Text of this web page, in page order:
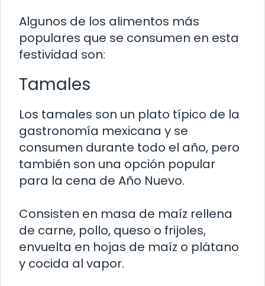
Algunos de los alimentos más
populares que se consumen en esta
festividad son:
Tamales
Los tamales son un plato típico de la
gastronomía mexicana y se
consumen durante todo el año, pero
también son una opción popular
para la cena de Año Nuevo.
Consisten en masa de maíz rellena
de carne, pollo, queso o frijoles,
envuelta en hojas de maíz o plátano
y cocida al vapor.